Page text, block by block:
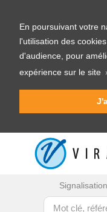
En poursuivant votre
l'utilisation des
d'audience, pour
expérience sur le site